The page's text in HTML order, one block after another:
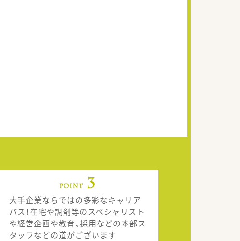
大手企業ならではの多彩なキャリア
パス！在宅や調剤等のスペシャリスト
や経営企画や教育、採用などの本部ス
タッフなどの道がございます